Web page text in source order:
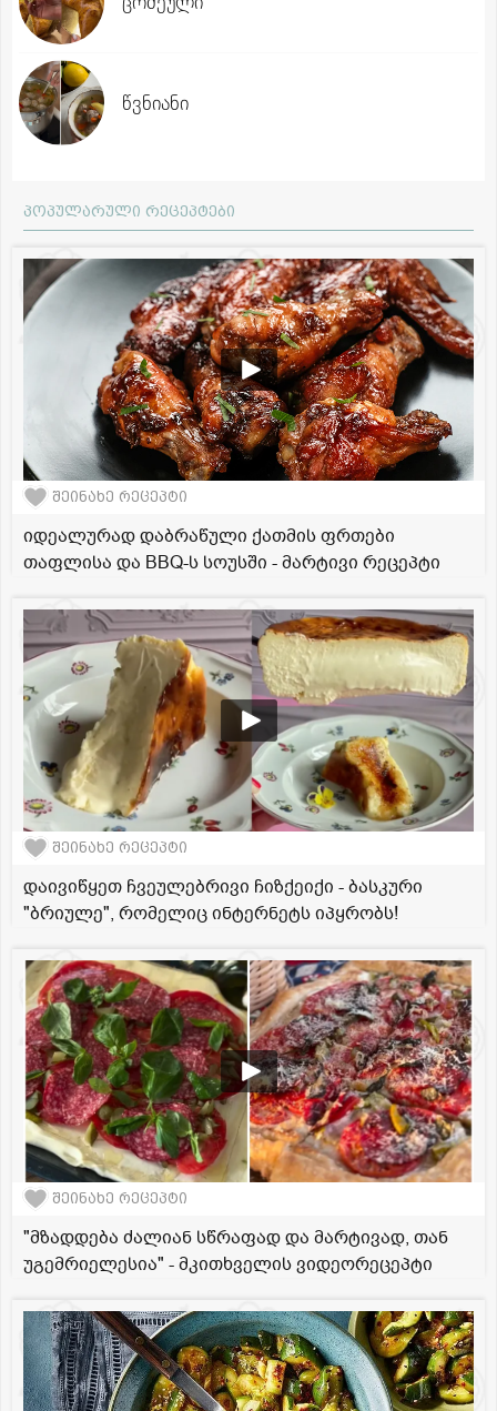
წვნიანი
პოპულარული რეცეპტები
შეინახე რეცეპტი
იდეალურად დაბრაწული ქათმის ფრთები
თაფლისა და BBQ-ს სოუსში - მარტივი რეცეპტი
შეინახე რეცეპტი
დაივიწყეთ ჩვეულებრივი ჩიზქეიქი - ბასკური
"ბრიულე", რომელიც ინტერნეტს იპყრობს!
შეინახე რეცეპტი
"მზადდება ძალიან სწრაფად და მარტივად, თან
უგემრიელესია" - მკითხველის ვიდეორეცეპტი